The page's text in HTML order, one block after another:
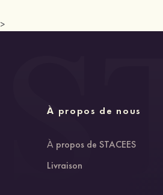
>
À propos de nous
À propos de STACEES
Livraison